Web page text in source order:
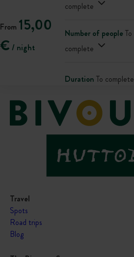
From 15,00
€ / night
complete
Number of peopleTo
complete
Duration To complete
Travel
Spots
Road trips
Blog